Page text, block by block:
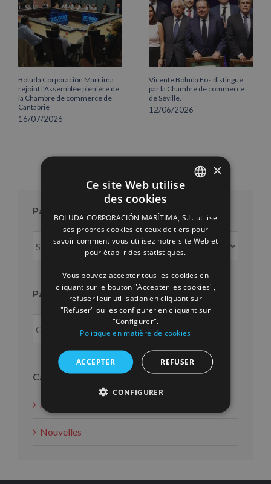
Boluda Corporación Marítima
rejoint l’Assemblée plénière de
la Chambre de commerce de
Cantabrie
16/07/2026
Vicente Boluda Fos distingué
par la Chambre de commerce
de Séville.
12/06/2026
Par mois
mois
Par an
Catégories
Actions d'intérêt social
Nouvelles
ENGLISH
FRENCH
×
Ce site Web utilise
des cookies
BOLUDA CORPORACIÓN MARÍTIMA, S.L. utilise
ses propres cookies et ceux de tiers pour
savoir comment vous utilisez notre site Web et
pour établir des statistiques.
Vous pouvez accepter tous les cookies en
cliquant sur le bouton "Accepter les cookies",
refuser leur utilisation en cliquant sur
"Refuser" ou les configurer en cliquant sur
"Configurer".
Politique en matière de cookies
ACCEPTER REFUSER
CONFIGURER